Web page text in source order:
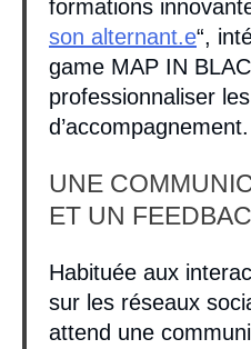
formations
son alternant.e“,
game MAP IN
professionnaliser
d’accompagnement.
UNE
ET UN
Habituée aux
sur les réseaux
attend une